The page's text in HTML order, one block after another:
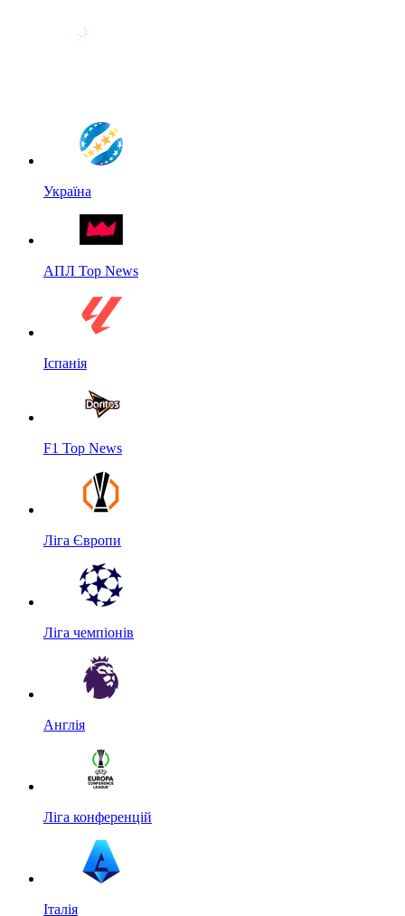
Україна
АПЛ Top News
Іспанія
F1 Top News
Ліга Європи
Ліга чемпіонів
Англія
Ліга конференцій
Італія